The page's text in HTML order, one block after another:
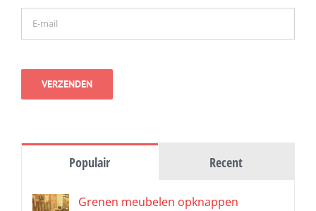
Populair Recent
Grenen meubelen opknappen